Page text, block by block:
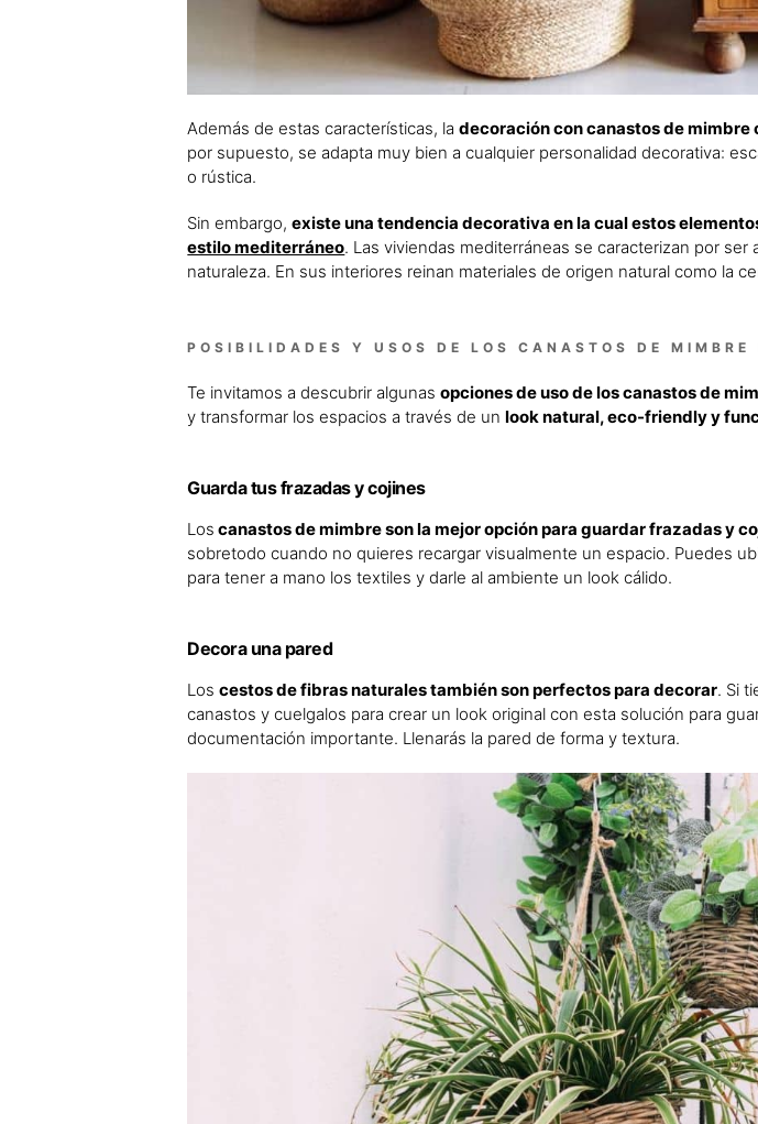
Además de estas características, ladecoración con canastos de
por supuesto, se adapta muy bien a cualquier personalidad decorativa:
o rústica.
Sin embargo,existe una tendencia decorativa en la cual estos
estilo mediterráneo. Las viviendas mediterráneas se caracterizan por ser
naturaleza. En sus interiores reinan materiales de origen natural como la
POSIBILIDADES Y USOS DE LOS CANASTOS DE MIMBRE
Te invitamos a descubrir algunasopciones de uso de los canastos de
y transformar los espacios a través de unlook natural, eco-friendly y
Guarda tus frazadas y cojines
Los canastos de mimbre son la mejor opción para guardar frazadas y
sobretodo cuando no quieres recargar visualmente un espacio. Puedes
para tener a mano los textiles y darle al ambiente un look cálido.
Decora una pared
Loscestos de fibras naturales también son perfectos para decorar. Si
canastos y cuelgalos para crear un look original con esta solución para
documentación importante. Llenarás la pared de forma y textura.